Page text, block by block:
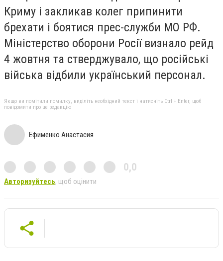
Криму і закликав колег припинити
брехати і боятися прес-служби МО РФ.
Міністерство оборони Росії визнало рейд
4 жовтня та стверджувало, що російські
війська відбили український персонал.
Якщо ви помітили помилку, виділіть необхідний текст і натисніть Ctrl + Enter, щоб
повідомити про це редакцію
Ефименко Анастасия
0,0
Авторизуйтесь, щоб оцінити